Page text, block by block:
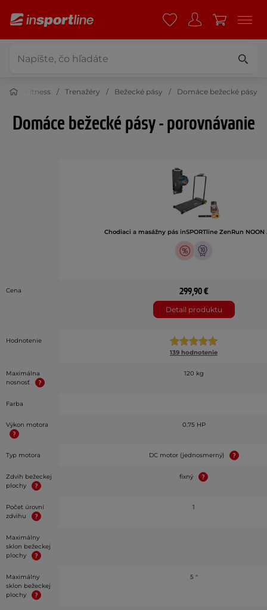
Fitness Trenažéry Bežecké pásy Domáce bežecké pásy
Domáce bežecké pásy - porovnávanie
Chodiaci a masážny pás inSPORTline ZenRun NOON
Cena 299,90 €
Detail produktu
Hodnotenie
139 hodnotenie
Maximálna
nosnosť
120 kg
Farba
Výkon motora 0.75 HP
Typ motora DC motor (jednosmerný)
Zdvih bežeckej
plochy
fixný
Počet úrovní
zdvihu
1
Maximálny
sklon bežeckej
plochy
Maximálny
sklon bežeckej
plochy
5 °